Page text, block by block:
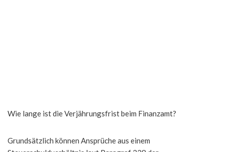
Wie lange ist die Verjährungsfrist beim Finanzamt?
Grundsätzlich können Ansprüche aus einem